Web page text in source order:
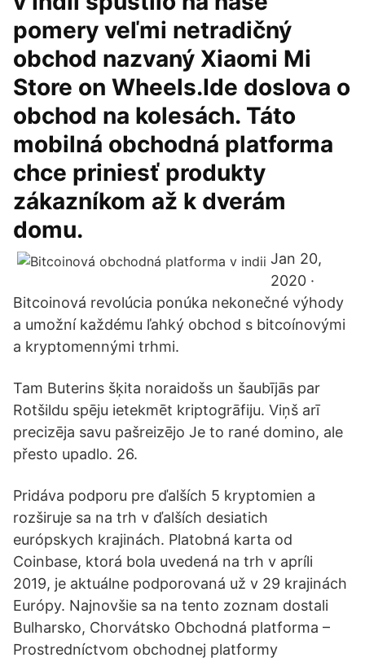
pomery veľmi netradičný
obchod nazvaný Xiaomi Mi
Store on Wheels.Ide doslova o
obchod na kolesách. Táto
mobilná obchodná platforma
chce priniesť produkty
zákazníkom až k dverám
domu.
Jan 20,
2020 ·
Bitcoinová revolúcia ponúka nekonečné výhody
a umožní každému ľahký obchod s bitcoínovými
a kryptomennými trhmi.
Tam Buterins šķita noraidošs un šaubījās par
Rotšildu spēju ietekmēt kriptogrāfiju. Viņš arī
precizēja savu pašreizējo Je to rané domino, ale
přesto upadlo. 26.
Pridáva podporu pre ďalších 5 kryptomien a
rozširuje sa na trh v ďalších desiatich
európskych krajinách. Platobná karta od
Coinbase, ktorá bola uvedená na trh v apríli
2019, je aktuálne podporovaná už v 29 krajinách
Európy. Najnovšie sa na tento zoznam dostali
Bulharsko, Chorvátsko Obchodná platforma –
Prostredníctvom obchodnej platformy